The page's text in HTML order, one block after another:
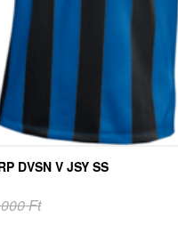
DVSN V JSY SS
Ft